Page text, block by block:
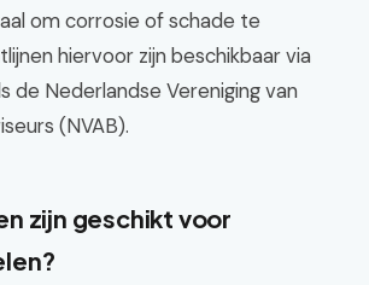
om corrosie of schade te
hiervoor zijn beschikbaar via
de Nederlandse Vereniging van
(NVAB).
zijn geschikt voor